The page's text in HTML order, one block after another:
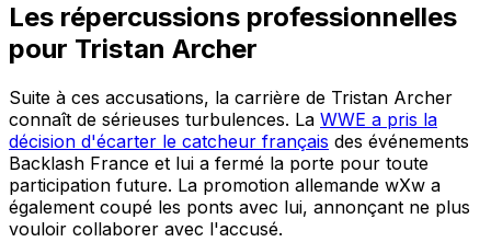
Les répercussions professionnelles
pour Tristan Archer
Suite à ces accusations, la carrière de Tristan Archer
connaît de sérieuses turbulences. La WWE a pris la
décision d'écarter le catcheur français des événements
Backlash France et lui a fermé la porte pour toute
participation future. La promotion allemande wXw a
également coupé les ponts avec lui, annonçant ne plus
vouloir collaborer avec l'accusé.